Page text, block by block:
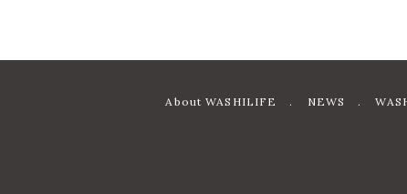
About WASHILIFE NEWS